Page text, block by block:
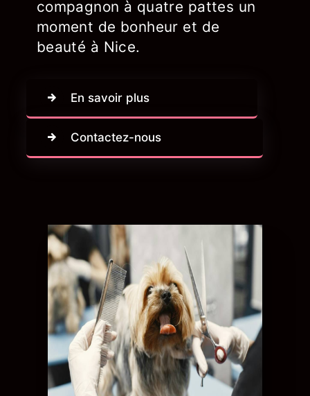
compagnon à quatre pattes un
moment de bonheur et de
beauté à Nice.
En savoir plus
Contactez-nous